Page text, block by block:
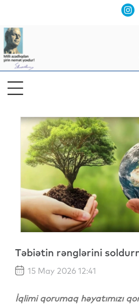
Təbiətin rənglərini
15 May 2026 12:41
İqlimi qorumaq həyatımızı